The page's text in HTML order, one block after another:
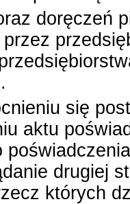
doręczeń
się
aktu
drugiej
których